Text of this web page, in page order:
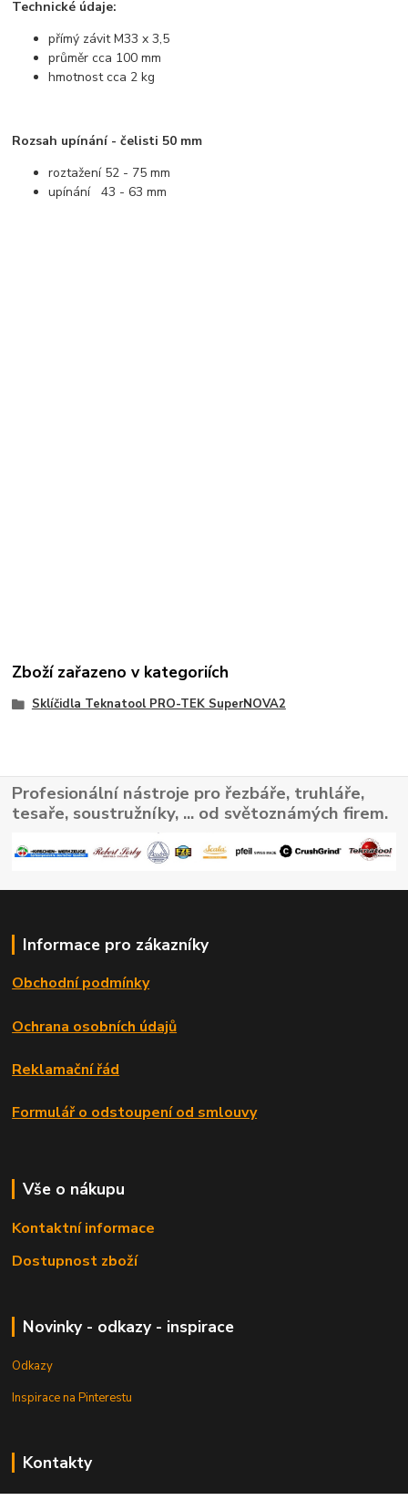
Technické údaje:
přímý závit M33 x 3,5
průměr cca 100 mm
hmotnost cca 2 kg
Rozsah upínání - čelisti 50 mm
roztažení 52 - 75 mm
upínání 43 - 63 mm
Zboží zařazeno v kategoriích
Sklíčidla Teknatool PRO-TEK SuperNOVA2
Profesionální nástroje pro řezbáře, truhláře,
tesaře, soustružníky, ... od světoznámých firem.
Informace pro zákazníky
Obchodní podmínky
Ochrana osobních údajů
Reklamační řád
Formulář o odstoupení od smlouvy
Vše o nákupu
Kontaktní informace
Dostupnost zboží
Novinky - odkazy - inspirace
Odkazy
Inspirace na Pinterestu
Kontakty